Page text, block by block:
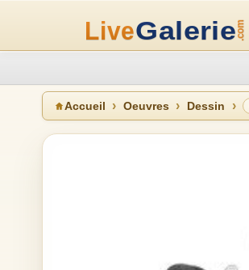
Accueil Oeuvres Dessin